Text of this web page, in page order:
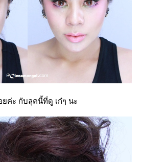
ยค่ะ กับลุคนี้ที่ดู เก๋ๆ นะ